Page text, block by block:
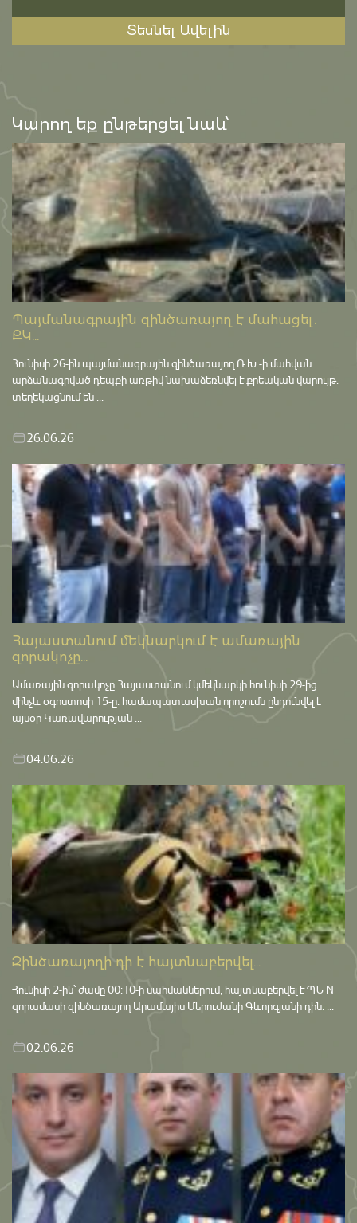
Տեսնել Ավելին
Կարող եք ընթերցել նաև՝
Պայմանագրային զինծառայող է մահացել․
ՔԿ...
Հունիսի 26-ին պայմանագրային զինծառայող Ռ.Խ.-ի մահվան
արձանագրված դեպքի առթիվ նախաձեռնվել է քրեական վարույթ․
տեղեկացնում են ...
26.06.26
Հայաստանում մեկնարկում է ամառային
զորակոչը...
Ամառային զորակոչը Հայաստանում կմեկնարկի հունիսի 29-ից
մինչև օգոստոսի 15-ը․ համապատասխան որոշումն ընդունվել է
այսօր Կառավարության ...
04.06.26
Զինծառայողի դի է հայտնաբերվել...
Հունիսի 2-ին՝ ժամը 00:10-ի սահմաններում, հայտնաբերվել է ՊՆ N
զորամասի զինծառայող Արամայիս Մերուժանի Գևորգյանի դին. ...
02.06.26